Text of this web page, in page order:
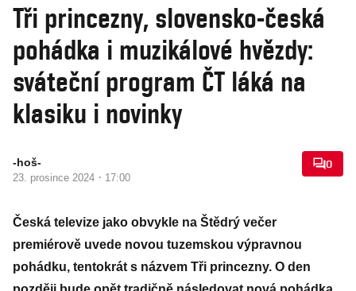
Tři princezny, slovensko-česká
pohádka i muzikálové hvězdy:
sváteční program ČT láká na
klasiku i novinky
-hoš-
23. prosince 2024 · 17:00
0
Česká televize jako obvykle na Štědrý večer
premiérově uvede novou tuzemskou výpravnou
pohádku, tentokrát s názvem Tři princezny. O den